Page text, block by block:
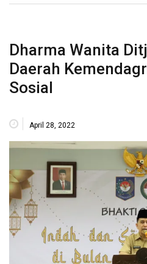
Dharma Wanita
Daerah
Sosial
April 28, 2022